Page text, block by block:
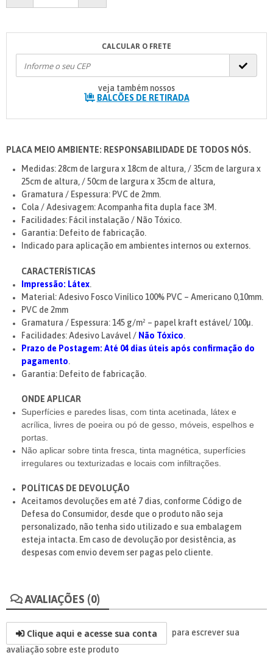
CALCULAR O FRETE
veja também nossos
BALCÕES DE RETIRADA
PLACA MEIO AMBIENTE: RESPONSABILIDADE DE TODOS NÓS.
Medidas: 28cm de largura x 18cm de altura, / 35cm de largura x
25cm de altura, / 50cm de largura x 35cm de altura,
Gramatura / Espessura: PVC de 2mm.
Cola / Adesivagem: Acompanha fita dupla face 3M.
Facilidades: Fácil instalação / Não Tóxico.
Garantia: Defeito de fabricação.
Indicado para aplicação em ambientes internos ou externos.
CARACTERÍSTICAS
Impressão: Látex.
Material: Adesivo Fosco Vinílico 100% PVC – Americano 0,10mm.
PVC de 2mm
Gramatura / Espessura: 145 g/m² – papel kraft estável/ 100µ.
Facilidades: Adesivo Lavável / Não Tóxico.
Prazo de Postagem: Até 04 dias úteis após confirmação do
pagamento.
Garantia: Defeito de fabricação.
ONDE APLICAR
Superfícies e paredes lisas, com tinta acetinada, látex e
acrílica, livres de poeira ou pó de gesso, móveis, espelhos e
portas.
Não aplicar sobre tinta fresca, tinta magnética, superfícies
irregulares ou texturizadas e locais com infiltrações.
POLÍTICAS DE DEVOLUÇÃO
Aceitamos devoluções em até 7 dias, conforme Código de
Defesa do Consumidor, desde que o produto não seja
personalizado, não tenha sido utilizado e sua embalagem
esteja intacta. Em caso de devolução por desistência, as
despesas com envio devem ser pagas pelo cliente.
AVALIAÇÕES (0)
Clique aqui e acesse sua conta
para escrever sua
avaliação sobre este produto